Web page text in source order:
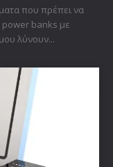
που πρέπει να
power banks με
λύνουν...